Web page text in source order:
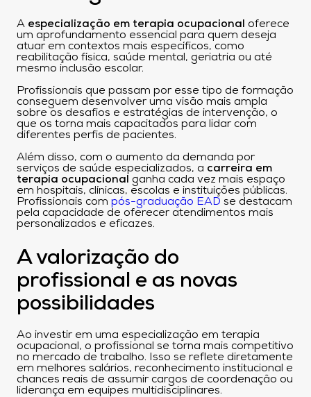
A especialização em terapia ocupacional
oferece
um aprofundamento essencial para quem deseja
atuar em contextos mais específicos, como
reabilitação física, saúde mental, geriatria ou até
mesmo inclusão escolar.
Profissionais que passam por esse tipo de formação
conseguem desenvolver uma visão mais ampla
sobre os desafios e estratégias de intervenção, o
que os torna mais capacitados para lidar com
diferentes perfis de pacientes.
Além disso, com o aumento da demanda por
serviços de saúde especializados, a carreira em
terapia ocupacional
ganha cada vez mais espaço
em hospitais, clínicas, escolas e instituições públicas.
Profissionais com pós-graduação EAD se destacam
pela capacidade de oferecer atendimentos mais
personalizados e eficazes.
A valorização do
profissional e as novas
possibilidades
Ao investir em uma especialização em terapia
ocupacional, o profissional se torna mais competitivo
no mercado de trabalho. Isso se reflete diretamente
em melhores salários, reconhecimento institucional e
chances reais de assumir cargos de coordenação ou
liderança em equipes multidisciplinares.